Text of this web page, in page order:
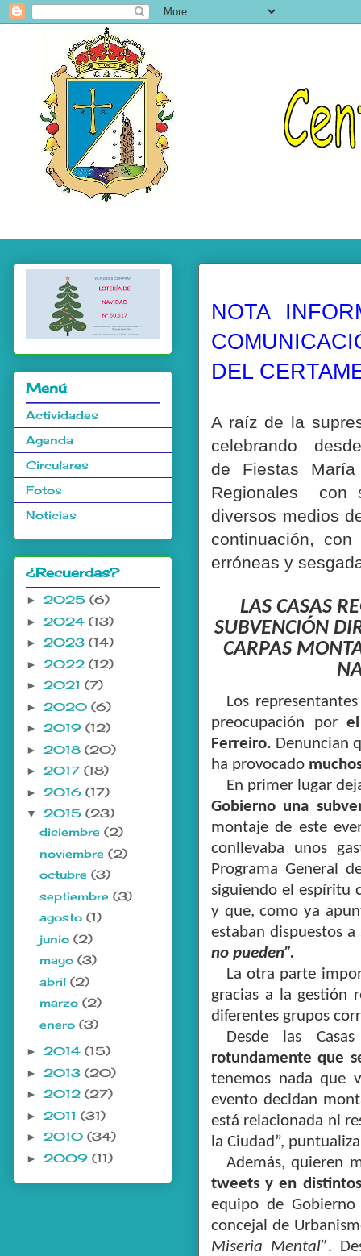
NOTA
DEL
A raíz de la
celebrando
de Fiestas
Regionales con
diversos medios
continuación,
erróneas y
LAS CASAS
SUBVENCIÓN
CARPAS
Los
preocupación por
Ferreiro. Denuncian
ha provocado
En primer lugar
Gobierno una
montaje de este
conllevaba unos
Programa General
siguiendo el espíritu
y que, como ya
estaban dispuestos
no pueden”.
La otra parte
gracias a la gestión
diferentes grupos
Desde las
rotundamente que
tenemos nada que
evento decidan
está relacionada ni
la Ciudad”,
Además, quieren
tweets y en
equipo de
concejal de
Miseria Mental”.
Menú
Actividades
Agenda
Circulares
Fotos
Noticias
¿Recuerdas?
► 2025 (6)
► 2024 (13)
► 2023 (14)
► 2022 (12)
► 2021 (7)
► 2020 (6)
► 2019 (12)
► 2018 (20)
► 2017 (18)
► 2016 (17)
▼ 2015 (23)
diciembre (2)
noviembre (2)
octubre (3)
septiembre (3)
agosto (1)
junio (2)
mayo (3)
abril (2)
marzo (2)
enero (3)
► 2014 (15)
► 2013 (20)
► 2012 (27)
► 2011 (31)
► 2010 (34)
► 2009 (11)